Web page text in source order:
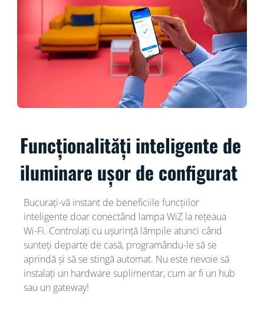
Funcționalități inteligente de
iluminare ușor de configurat
Bucurați-vă instant de beneficiile funcțiilor
inteligente doar conectând lampa WiZ la rețeaua
Wi-Fi. Controlați cu ușurință lămpile atunci când
sunteți departe de casă, programându-le să se
aprindă și să se stingă automat. Nu este nevoie să
instalați un hardware suplimentar, cum ar fi un hub
sau un gateway!